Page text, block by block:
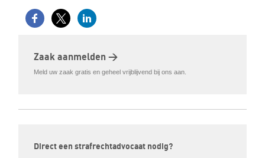
Zaak aanmelden >
Meld uw zaak gratis en geheel vrijblijvend bij ons aan.
Direct een strafrechtadvocaat nodig?